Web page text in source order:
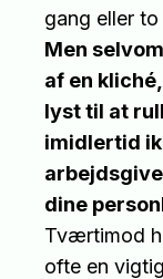
gang eller
Men
af en
lyst til at
imidlertid
dine
Tværtimod
ofte en